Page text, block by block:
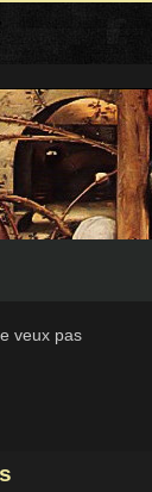
veux pas